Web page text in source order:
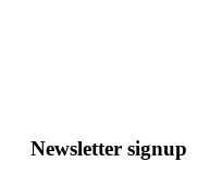
Newsletter signup